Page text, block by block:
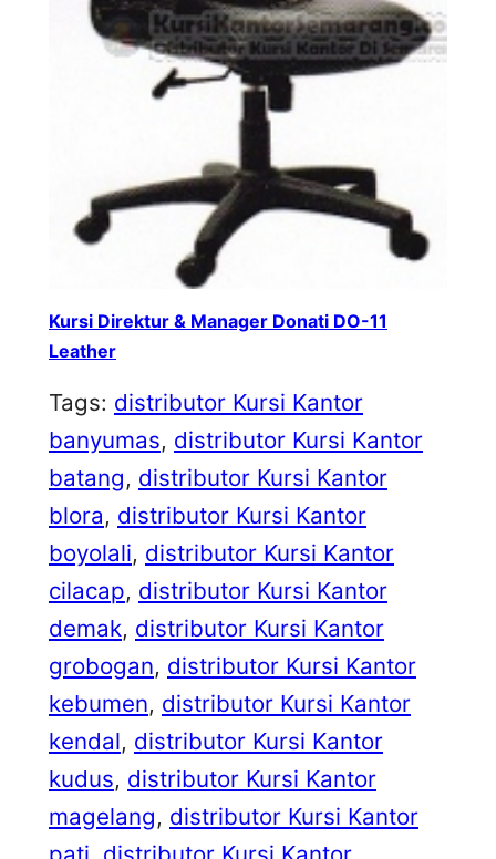
Kursi Direktur & Manager Donati DO-11
Leather
Tags: distributor Kursi Kantor
banyumas, distributor Kursi Kantor
batang, distributor Kursi Kantor
blora, distributor Kursi Kantor
boyolali, distributor Kursi Kantor
cilacap, distributor Kursi Kantor
demak, distributor Kursi Kantor
grobogan, distributor Kursi Kantor
kebumen, distributor Kursi Kantor
kendal, distributor Kursi Kantor
kudus, distributor Kursi Kantor
magelang, distributor Kursi Kantor